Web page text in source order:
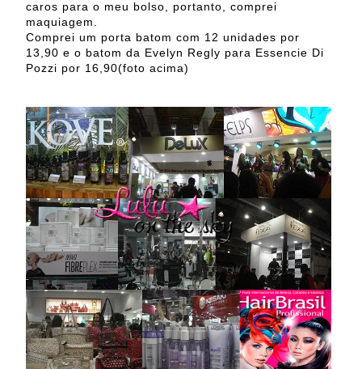
caros para o meu bolso, portanto, comprei
maquiagem.
Comprei um porta batom com 12 unidades por
13,90 e o batom da Evelyn Regly para Essencie Di
Pozzi por 16,90(foto acima)